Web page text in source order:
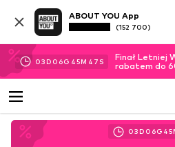
ABOUT YOU App
(152 700)
03D 06G 45M 44 S
Finał Letniej
rabatem do
03D 06G 45